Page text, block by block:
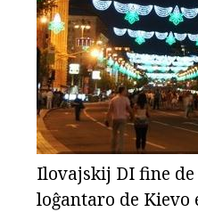
Ilovajskij DI fine
loĝantaro de